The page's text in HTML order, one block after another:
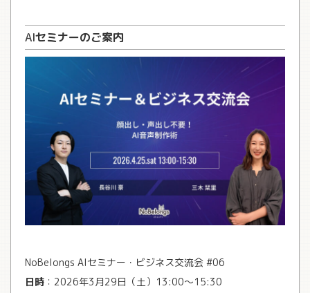
AIセミナーのご案内
NoBelongs AIセミナー・ビジネス交流会 #06
日時 ：2026年3月29日（土）13:00～15:30